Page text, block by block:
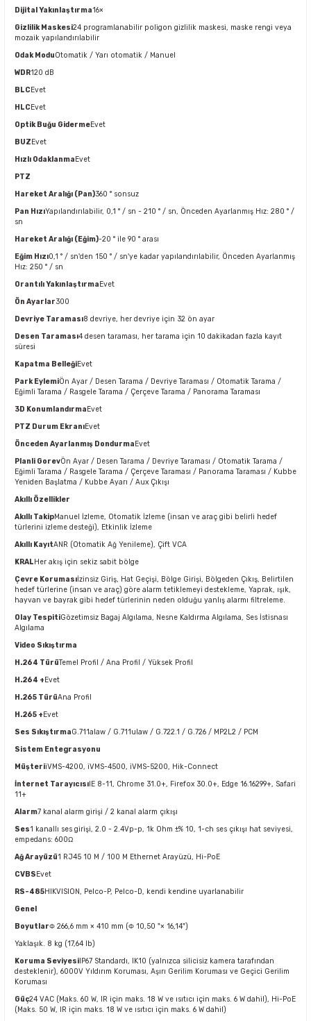
Dijital Yakınlaştırma16×
Gizlilik Maskesi24 programlanabilir poligon gizlilik maskesi, maske rengi veya
mozaik yapılandırılabilir
Odak ModuOtomatik / Yarı otomatik / Manuel
WDR120 dB
BLCEvet
HLCEvet
Optik Buğu GidermeEvet
BUZEvet
Hızlı OdaklanmaEvet
PTZ
Hareket Aralığı (Pan)360 ° sonsuz
Pan HızıYapılandırılabilir, 0,1 ° / sn - 210 ° / sn, Önceden Ayarlanmış Hız: 280 ° /
sn
Hareket Aralığı (Eğim)-20 ° ile 90 ° arası
Eğim Hızı0,1 ° / sn'den 150 ° / sn'ye kadar yapılandırılabilir, Önceden Ayarlanmış
Hız: 250 ° / sn
Orantılı YakınlaştırmaEvet
Ön Ayarlar300
Devriye Taraması8 devriye, her devriye için 32 ön ayar
Desen Taraması4 desen taraması, her tarama için 10 dakikadan fazla kayıt
süresi
Kapatma BelleğiEvet
Park EylemiÖn Ayar / Desen Tarama / Devriye Taraması / Otomatik Tarama /
Eğimli Tarama / Rasgele Tarama / Çerçeve Tarama / Panorama Taraması
3D KonumlandırmaEvet
PTZ Durum EkranıEvet
Önceden Ayarlanmış DondurmaEvet
Planli GorevÖn Ayar / Desen Tarama / Devriye Taraması / Otomatik Tarama /
Eğimli Tarama / Rasgele Tarama / Çerçeve Taraması / Panorama Taraması / Kubbe
Yeniden Başlatma / Kubbe Ayarı / Aux Çıkışı
Akıllı Özellikler
Akıllı TakipManuel İzleme, Otomatik İzleme (insan ve araç gibi belirli hedef
türlerini izleme desteği), Etkinlik İzleme
Akıllı KayıtANR (Otomatik Ağ Yenileme), Çift VCA
KRALHer akış için sekiz sabit bölge
Çevre Korumasıİzinsiz Giriş, Hat Geçişi, Bölge Girişi, Bölgeden Çıkış, Belirtilen
hedef türlerine (insan ve araç) göre alarm tetiklemeyi destekleme, Yaprak, ışık,
hayvan ve bayrak gibi hedef türlerinin neden olduğu yanlış alarmı filtreleme.
Olay TespitiGözetimsiz Bagaj Algılama, Nesne Kaldırma Algılama, Ses İstisnası
Algılama
Video Sıkıştırma
H.264 TürüTemel Profil / Ana Profil / Yüksek Profil
H.264 +Evet
H.265 TürüAna Profil
H.265 +Evet
Ses SıkıştırmaG.711alaw / G.711ulaw / G.722.1 / G.726 / MP2L2 / PCM
Sistem Entegrasyonu
MüşteriiVMS-4200, iVMS-4500, iVMS-5200, Hik-Connect
İnternet TarayıcısıIE 8-11, Chrome 31.0+, Firefox 30.0+, Edge 16.16299+, Safari
11+
Alarm7 kanal alarm girişi / 2 kanal alarm çıkışı
Ses1 kanallı ses girişi, 2.0 - 2.4Vp-p, 1k Ohm ±% 10, 1-ch ses çıkışı hat seviyesi,
empedans: 600Ω
Ağ Arayüzü1 RJ45 10 M / 100 M Ethernet Arayüzü, Hi-PoE
CVBSEvet
RS-485HIKVISION, Pelco-P, Pelco-D, kendi kendine uyarlanabilir
Genel
BoyutlarΦ 266,6 mm × 410 mm (Φ 10,50 "× 16,14")
Yaklaşık. 8 kg (17,64 lb)
Koruma SeviyesiIP67 Standardı, IK10 (yalnızca silicisiz kamera tarafından
desteklenir), 6000V Yıldırım Koruması, Aşırı Gerilim Koruması ve Geçici Gerilim
Koruması
Güç24 VAC (Maks. 60 W, IR için maks. 18 W ve ısıtıcı için maks. 6 W dahil), Hi-PoE
(Maks. 50 W, IR için maks. 18 W ve ısıtıcı için maks. 6 W dahil)